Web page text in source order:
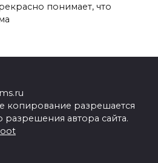
понимает, что
копирование разрешается
разрешения автора сайта.